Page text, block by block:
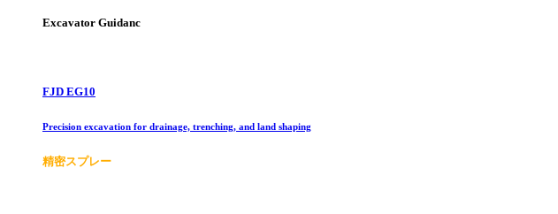
Excavator Guidanc
FJD EG10
Precision excavation for drainage, trenching, and land shaping
精密スプレー